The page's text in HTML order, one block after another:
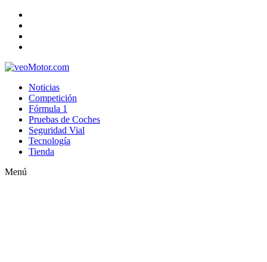
Noticias
Competición
Fórmula 1
Pruebas de Coches
Seguridad Vial
Tecnología
Tienda
Menú